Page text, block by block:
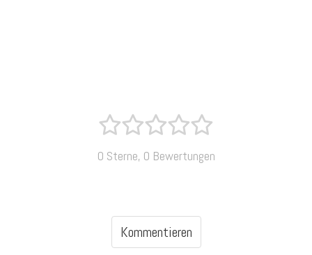
0 Sterne, 0 Bewertungen
Kommentieren